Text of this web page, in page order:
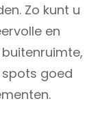
Zo kunt u
en
spots goed